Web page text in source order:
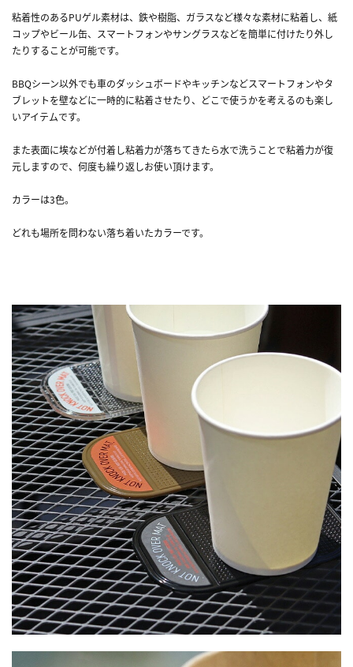
粘着性のあるPUゲル素材は、鉄や樹脂、ガラスなど様々な素材に粘着し、紙
コップやビール缶、スマートフォンやサングラスなどを簡単に付けたり外し
たりすることが可能です。
BBQシーン以外でも車のダッシュボードやキッチンなどスマートフォンやタ
ブレットを壁などに一時的に粘着させたり、どこで使うかを考えるのも楽し
いアイテムです。
また表面に埃などが付着し粘着力が落ちてきたら水で洗うことで粘着力が復
元しますので、何度も繰り返しお使い頂けます。
カラーは3色。
どれも場所を問わない落ち着いたカラーです。